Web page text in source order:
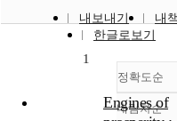
내보내기
내
한글로보기
정확도순
정
내림차순
1
Engines of